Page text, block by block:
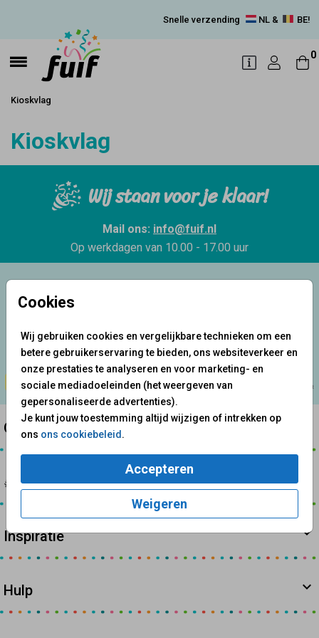
Snelle verzending NL & BE!
0
Cookies
Wij gebruiken cookies en vergelijkbare technieken om een
betere gebruikerservaring te bieden, ons websiteverkeer en
onze prestaties te analyseren en voor marketing- en
sociale mediadoeleinden (het weergeven van
gepersonaliseerde advertenties).
Je kunt jouw toestemming altijd wijzigen of intrekken op
ons ons cookiebeleid.
Accepteren
Weigeren
Kioskvlag
Kioskvlag
Wij staan voor je klaar!
Mail ons: info@fuif.nl
Op werkdagen van 10.00 - 17.00 uur
9.6
GOED GEREGELD
Onze producten
🎄 Kerst & Nieuwjaarskaarten
Inspiratie
Hulp